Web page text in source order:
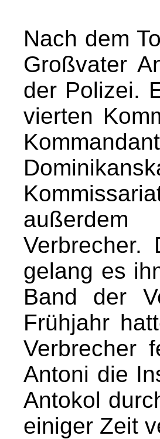
Nach dem
Großvater
der Polizei.
vierten
Verbrecher.
gelang es
Band der
Frühjahr
Verbrecher
Antoni die
Antokol
einiger Zeit